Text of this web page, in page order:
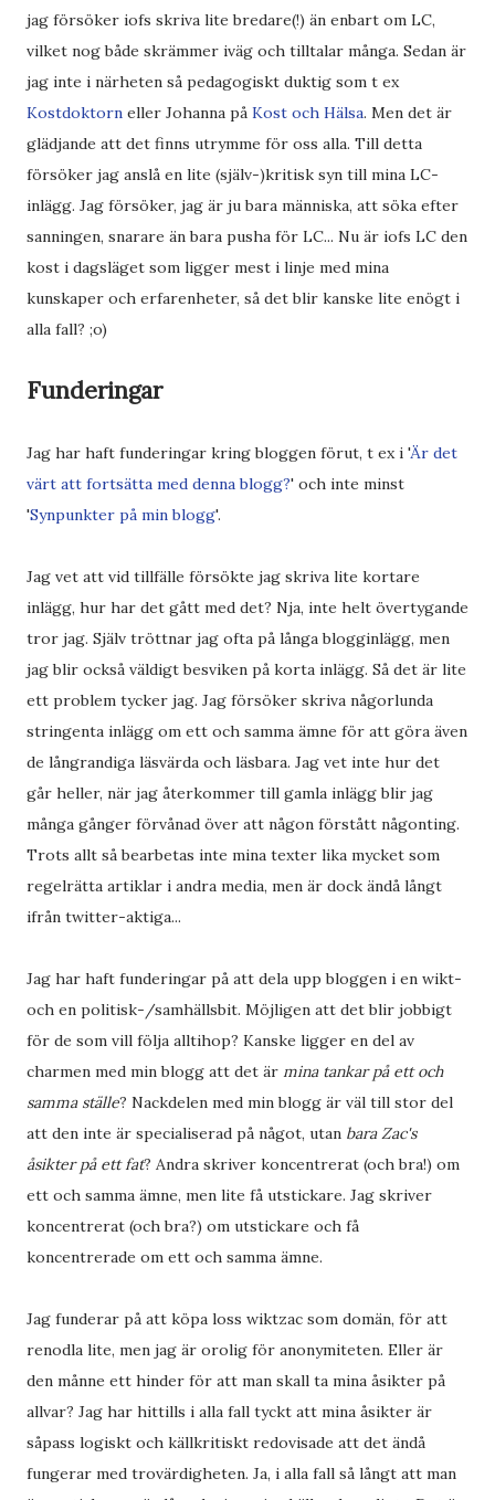
jag försöker iofs skriva lite bredare(!) än enbart om LC,
vilket nog både skrämmer iväg och tilltalar många. Sedan är
jag inte i närheten så pedagogiskt duktig som t ex
Kostdoktorn eller Johanna på Kost och Hälsa. Men det är
glädjande att det finns utrymme för oss alla. Till detta
försöker jag anslå en lite (själv-)kritisk syn till mina LC-
inlägg. Jag försöker, jag är ju bara människa, att söka efter
sanningen, snarare än bara pusha för LC... Nu är iofs LC den
kost i dagsläget som ligger mest i linje med mina
kunskaper och erfarenheter, så det blir kanske lite enögt i
alla fall? ;o)
Funderingar
Jag har haft funderingar kring bloggen förut, t ex i 'Är det
värt att fortsätta med denna blogg?' och inte minst
'Synpunkter på min blogg'.
Jag vet att vid tillfälle försökte jag skriva lite kortare
inlägg, hur har det gått med det? Nja, inte helt övertygande
tror jag. Själv tröttnar jag ofta på långa blogginlägg, men
jag blir också väldigt besviken på korta inlägg. Så det är lite
ett problem tycker jag. Jag försöker skriva någorlunda
stringenta inlägg om ett och samma ämne för att göra även
de långrandiga läsvärda och läsbara. Jag vet inte hur det
går heller, när jag återkommer till gamla inlägg blir jag
många gånger förvånad över att någon förstått någonting.
Trots allt så bearbetas inte mina texter lika mycket som
regelrätta artiklar i andra media, men är dock ändå långt
ifrån twitter-aktiga...
Jag har haft funderingar på att dela upp bloggen i en wikt-
och en politisk-/samhällsbit. Möjligen att det blir jobbigt
för de som vill följa alltihop? Kanske ligger en del av
charmen med min blogg att det är mina tankar på ett och
samma ställe? Nackdelen med min blogg är väl till stor del
att den inte är specialiserad på något, utan bara Zac's
åsikter på ett fat? Andra skriver koncentrerat (och bra!) om
ett och samma ämne, men lite få utstickare. Jag skriver
koncentrerat (och bra?) om utstickare och få
koncentrerade om ett och samma ämne.
Jag funderar på att köpa loss wiktzac som domän, för att
renodla lite, men jag är orolig för anonymiteten. Eller är
den månne ett hinder för att man skall ta mina åsikter på
allvar? Jag har hittills i alla fall tyckt att mina åsikter är
såpass logiskt och källkritiskt redovisade att det ändå
fungerar med trovärdigheten. Ja, i alla fall så långt att man